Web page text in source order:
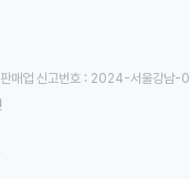
매업 신고번호 : 2024-서울강남